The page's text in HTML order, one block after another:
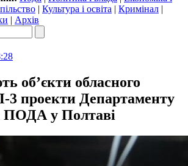
| Культура і освіта | Кримінал |
| Архів
об’єкти обласного
3 проекти Департаменту
ПОДА у Полтаві